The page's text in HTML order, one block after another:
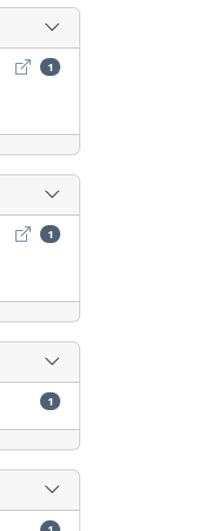
Σχολή Εφαρμοσμένων
1
Περιβαλλοντικός
1
1